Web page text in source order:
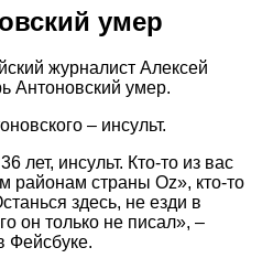
умер
журналист Алексей
Антоновский умер.
– инсульт.
лет, инсульт. Кто-то из вас
районам страны Oz», кто-то
здесь, не езди в
он только не писал», –
Фейсбуке.